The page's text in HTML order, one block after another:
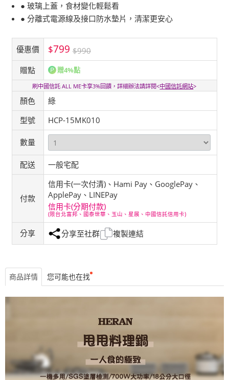
● 玻璃上蓋，食材變化輕鬆看
● 分離式電源線及接口防水墊片，清潔更安心
優惠價 $799 $990
贈點
贈4%點
刷中國信託 ALL ME卡享3%回饋，詳細辦法請詳閱<中國信託網站>
顏色
綠
型號
HCP-15MK010
數量
配送 一般宅配
付款
信用卡(一次付清)、Hami Pay、GooglePay、
ApplePay、LINEPay
信用卡(分期付款)
(限台北富邦、國泰世華、玉山、星展、中國信託信用卡)
分享 分享至社群 複製連結
商品詳情 您可能也在找